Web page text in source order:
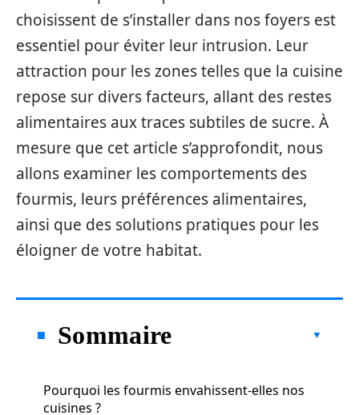
choisissent de s’installer dans nos foyers est
essentiel pour éviter leur intrusion. Leur
attraction pour les zones telles que la cuisine
repose sur divers facteurs, allant des restes
alimentaires aux traces subtiles de sucre. À
mesure que cet article s’approfondit, nous
allons examiner les comportements des
fourmis, leurs préférences alimentaires,
ainsi que des solutions pratiques pour les
éloigner de votre habitat.
Sommaire
Pourquoi les fourmis envahissent-elles nos
cuisines ?